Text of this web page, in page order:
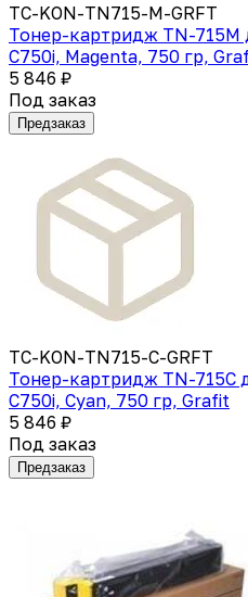
TC-KON-TN715-M-GRFT
Тонер-картридж TN-715M
C750i, Magenta, 750 гр,
5 846 ₽
Под заказ
Предзаказ
TC-KON-TN715-C-GRFT
Тонер-картридж TN-715C
C750i, Cyan, 750 гр, Grafit
5 846 ₽
Под заказ
Предзаказ